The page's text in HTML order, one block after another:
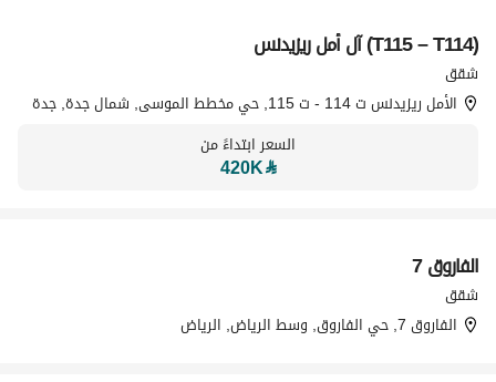
تسويق بواسطة (T115 – T114) آل أمل ريزيدنس
شقق
الأمل ريزيدنس ت 114 - ت 115, حي مخطط الموسى, شمال جدة, جدة
السعر ابتداءً من
⃁
420K
تسويق بواسطة
الفاروق 7
شقق
الفاروق 7, حي الفاروق, وسط الرياض, الرياض